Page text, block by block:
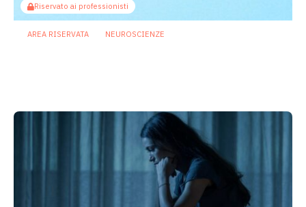
Riservato ai professionisti
AREA RISERVATA NEUROSCIENZE